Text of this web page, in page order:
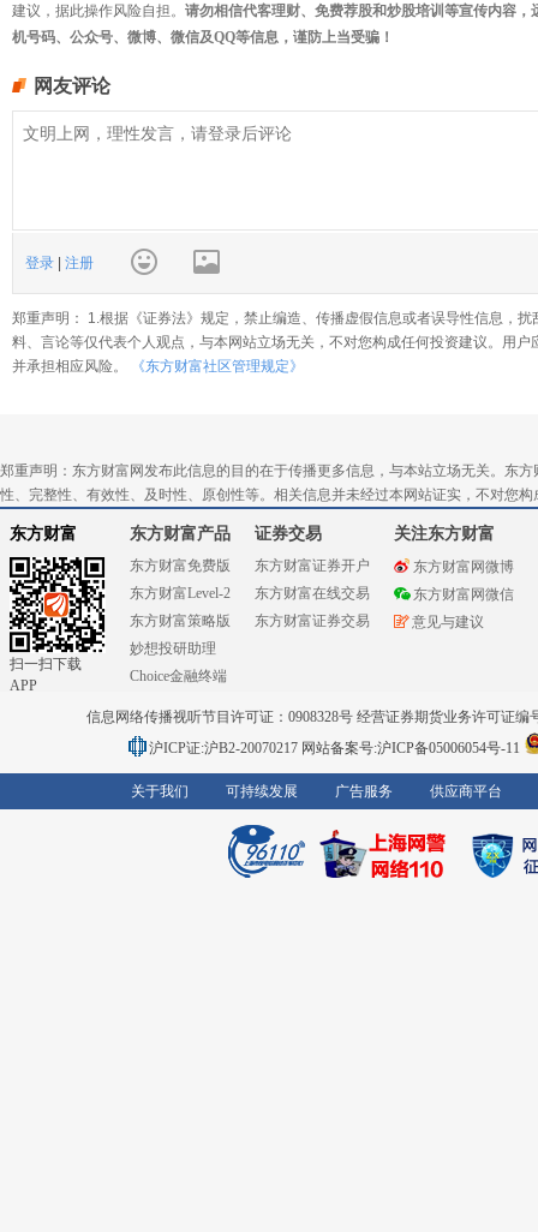
建议，据此操作风险自担。 请勿相信代客理财、免费荐股和炒股培训等宣传内容
机号码、公众号、微博、微信及QQ等信息，谨防上当受骗！
网友评论
登录 注册
郑重声明： 1.根据《证券法》规定，禁止编造、传播虚假信息或者误导性信息，
料、言论等仅代表个人观点，与本网站立场无关，不对您构成任何投资建议。用
并承担相应风险。
《东方财富社区管理规定》
郑重声明：东方财富网发布此信息的目的在于传播更多信息，与本站立场无关。东
性、完整性、有效性、及时性、原创性等。相关信息并未经过本网站证实，不对您
东方财富
扫一扫下载
APP
东方财富产品
东方财富免费版
东方财富Level-2
东方财富策略版
妙想投研助理
Choice金融终端
证券交易
东方财富证券开户
东方财富在线交易
东方财富证券交易
关注东方财富
东方财富网微博
东方财富网微信
意见与建议
信息网络传播视听节目许可证：0908328号 经营证券期货业务许可证编
沪ICP证:沪B2-20070217 网站备案号:沪ICP备05006054号-11
关于我们 可持续发展 广告服务 供应商平台